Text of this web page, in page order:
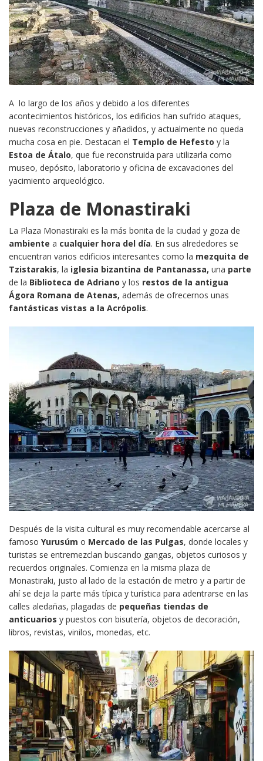
A lo largo de los años y debido a los diferentes
acontecimientos históricos, los edificios han sufrido ataques,
nuevas reconstrucciones y añadidos, y actualmente no queda
mucha cosa en pie. Destacan el Templo de Hefesto y la
Estoa de Átalo, que fue reconstruida para utilizarla como
museo, depósito, laboratorio y oficina de excavaciones del
yacimiento arqueológico.
Plaza de Monastiraki
La Plaza Monastiraki es la más bonita de la ciudad y goza de
ambiente a cualquier hora del día. En sus alrededores se
encuentran varios edificios interesantes como la mezquita de
Tzistarakis, la iglesia bizantina de Pantanassa, una parte
de la Biblioteca de Adriano y los restos de la antigua
Ágora Romana de Atenas, además de ofrecernos unas
fantásticas vistas a la Acrópolis.
Después de la visita cultural es muy recomendable acercarse al
famoso Yurusúm o Mercado de las Pulgas, donde locales y
turistas se entremezclan buscando gangas, objetos curiosos y
recuerdos originales. Comienza en la misma plaza de
Monastiraki, justo al lado de la estación de metro y a partir de
ahí se deja la parte más típica y turística para adentrarse en las
calles aledañas, plagadas de pequeñas tiendas de
anticuarios y puestos con bisutería, objetos de decoración,
libros, revistas, vinilos, monedas, etc.